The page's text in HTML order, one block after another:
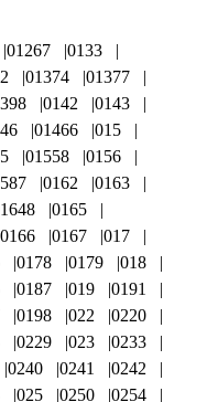
01267
0133
01374
01377
0142
0143
01466
015
01558
0156
0162
0163
0165
0166 0167
017
0178 0179
018
0187 019
0191
0198 022
0220
0229 023
0233
0240 0241
0242
025 0250
0254